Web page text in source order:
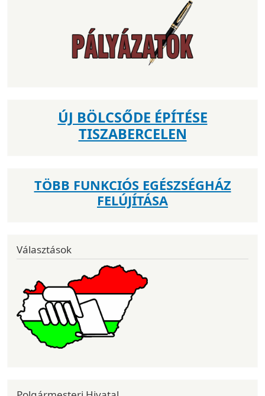
ÚJ BÖLCSŐDE ÉPÍTÉSE
TISZABERCELEN
TÖBB FUNKCIÓS EGÉSZSÉGHÁZ
FELÚJÍTÁSA
Választások